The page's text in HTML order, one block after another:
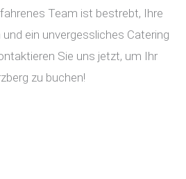
Team ist bestrebt, Ihre
ein unvergessliches Catering
Sie uns jetzt, um Ihr
zu buchen!